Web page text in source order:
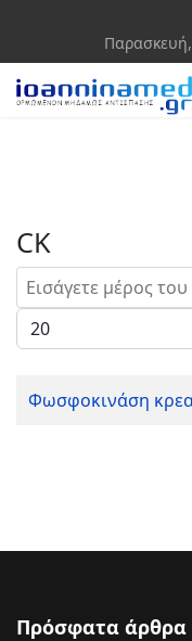
CK
Εισάγετε μέρος του
Εμφάνιση #
Φωσφοκινάση
Πρόσφατα άρθρα